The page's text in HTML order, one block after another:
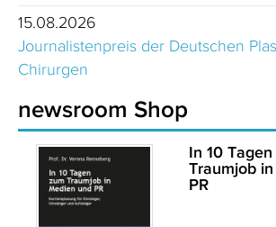
15.08.2026
Journalistenpreis der Deutschen
Chirurgen
newsroom Shop
In 10
Traumjob
PR